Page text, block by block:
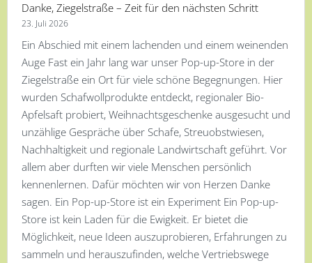
Danke, Ziegelstraße – Zeit für den nächsten Schritt
23. Juli 2026
Ein Abschied mit einem lachenden und einem weinenden
Auge Fast ein Jahr lang war unser Pop-up-Store in der
Ziegelstraße ein Ort für viele schöne Begegnungen. Hier
wurden Schafwollprodukte entdeckt, regionaler Bio-
Apfelsaft probiert, Weihnachtsgeschenke ausgesucht und
unzählige Gespräche über Schafe, Streuobstwiesen,
Nachhaltigkeit und regionale Landwirtschaft geführt. Vor
allem aber durften wir viele Menschen persönlich
kennenlernen. Dafür möchten wir von Herzen Danke
sagen. Ein Pop-up-Store ist ein Experiment Ein Pop-up-
Store ist kein Laden für die Ewigkeit. Er bietet die
Möglichkeit, neue Ideen auszuprobieren, Erfahrungen zu
sammeln und herauszufinden, welche Vertriebswege